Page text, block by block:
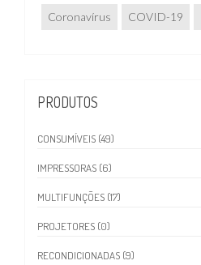
Coronavírus COVID-19
PRODUTOS
CONSUMÍVEIS (49)
IMPRESSORAS (6)
MULTIFUNÇÕES (17)
PROJETORES (0)
RECONDICIONADAS (9)